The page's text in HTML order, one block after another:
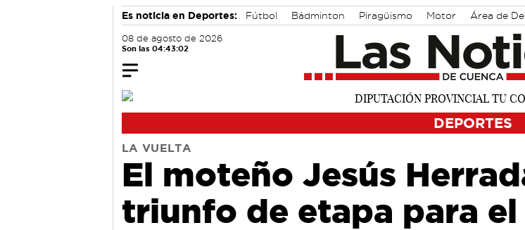
Es noticia en Deportes: Fútbol Bádminton Piragüismo Motor Área de
08 de agosto de 2026
Son las 04:43:03
DEPORTES
LA VUELTA
El moteño Jesús
triunfo de etapa para